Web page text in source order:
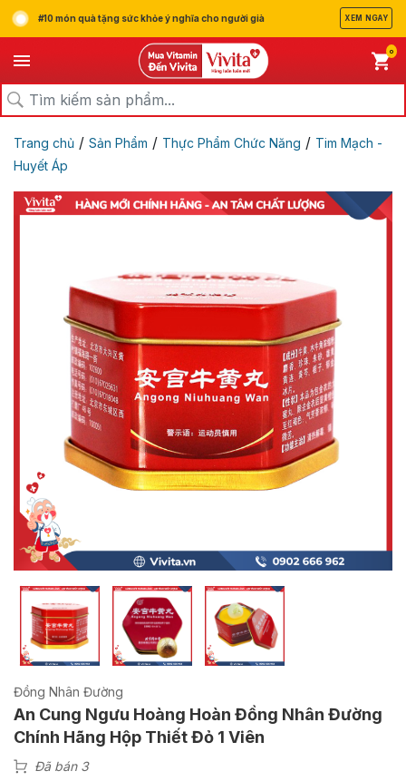
#10 món quà tặng sức khỏe ý nghĩa cho người già XEM NGAY
0
Trang chủ / Sản Phẩm / Thực Phẩm Chức Năng / Tim Mạch -
Huyết Áp
Đồng Nhân Đường
An Cung Ngưu Hoàng Hoàn Đồng Nhân Đường
Chính Hãng Hộp Thiết Đỏ 1 Viên
Đã bán 3